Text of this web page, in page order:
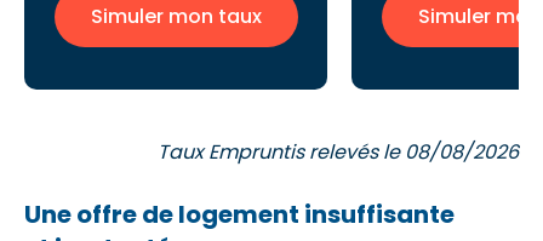
Simuler mon taux Simuler
Taux Empruntis relevés le 08/08/2026
Une offre de logement insuffisante